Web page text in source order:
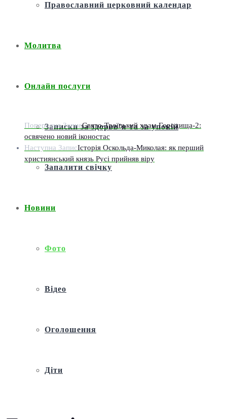
Православний церковний календар
Молитва
Онлайн послуги
Записки за здоров’я та за упокій
Запалити свічку
Новини
Фото
Відео
Оголошення
Діти
Попередня ЗаписСвято-Троїцький храм Городища-2:
освячено новий іконостас
Наступна ЗаписІсторія Оскольда-Миколая: як перший
християнський князь Русі прийняв віру